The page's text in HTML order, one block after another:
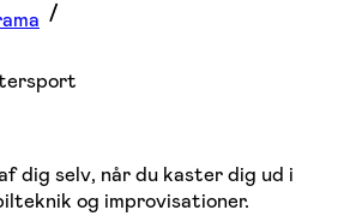
dig selv, når du kaster dig ud i
og improvisationer.